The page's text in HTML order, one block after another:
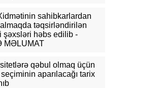
işlərini təsdiqləyib
və Hindistan əməkdaşlığı
müzakirə edilib
sahibkarlardan
təqsirləndirilən
şəxsləri həbs edilib -
MƏLUMAT
qəbul olmaq üçün
aparılacağı tarix